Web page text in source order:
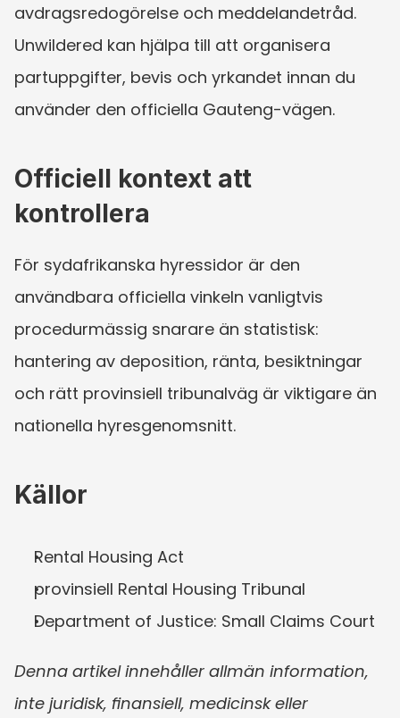
avdragsredogörelse och meddelandetråd.
Unwildered kan hjälpa till att organisera
partuppgifter, bevis och yrkandet innan du
använder den officiella Gauteng-vägen.
Officiell kontext att
kontrollera
För sydafrikanska hyressidor är den
användbara officiella vinkeln vanligtvis
procedurmässig snarare än statistisk:
hantering av deposition, ränta, besiktningar
och rätt provinsiell tribunalväg är viktigare än
nationella hyresgenomsnitt.
Källor
Rental Housing Act
provinsiell Rental Housing Tribunal
Department of Justice: Small Claims Court
Denna artikel innehåller allmän information,
inte juridisk, finansiell, medicinsk eller